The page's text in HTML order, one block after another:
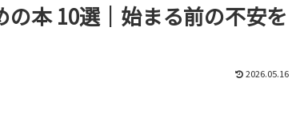
本 10選｜始まる前の不安を
2026.05.16